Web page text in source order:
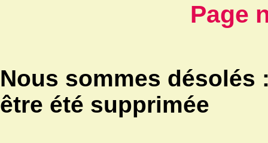
Page
Nous sommes désolés
être été supprimée